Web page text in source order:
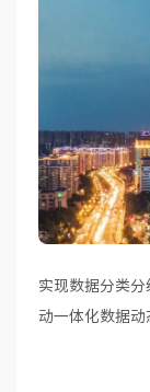
实现数据分类
动一体化数据